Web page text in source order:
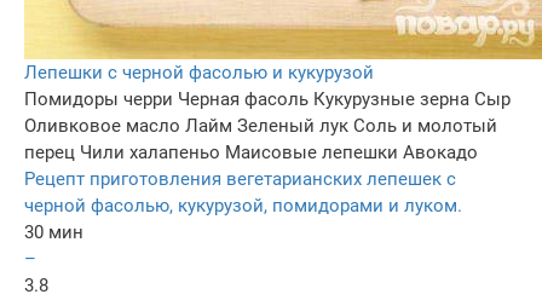
Лепешки с черной фасолью и кукурузой
Помидоры черри Черная фасоль Кукурузные зерна Сыр
Оливковое масло Лайм Зеленый лук Соль и молотый
перец Чили халапеньо Маисовые лепешки Авокадо
Рецепт приготовления вегетарианских лепешек с
черной фасолью, кукурузой, помидорами и луком.
30 мин
–
3.8